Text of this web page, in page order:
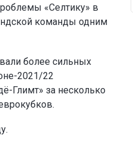
«Селтику» в
команды одним
более сильных
2021/22
Глимт» за несколько